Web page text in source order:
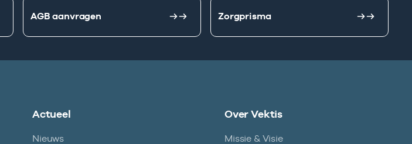
AGB aanvragen Zorgprisma
Actueel
Nieuws
Over Vektis
Missie & Visie